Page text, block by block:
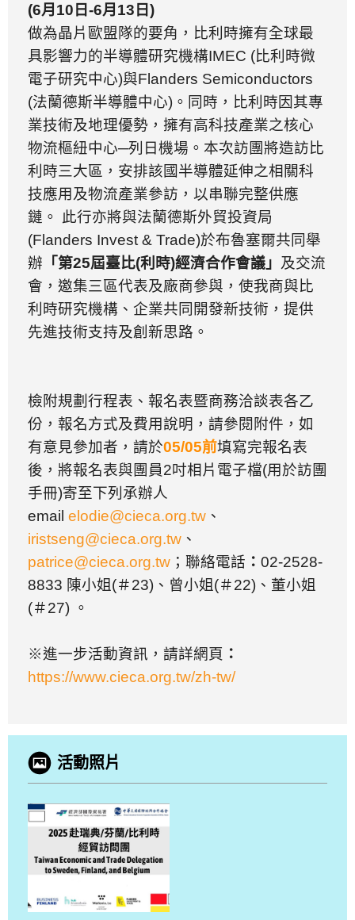
(6月 10 日 -6月 13 日 )
做為晶片歐盟隊的要角，比利時擁有全球最
具影響力的半導體研究機構IMEC (比利時微
電子研究中心)與Flanders Semiconductors
(法蘭德斯半導體中心) 。同時，比利時因其專
業技術及地理優勢，擁有高科技產業之核心
物流樞紐中心─列日機場。本次訪團將造訪比
利時三大區，安排該國半導體延伸之相關科
技應用及物流產業參訪，以串聯完整供應
鏈。
此行亦將與法蘭德斯外貿投資局
(Flanders Invest & Trade)於布魯塞爾共同舉
辦 「第25屆臺比(利時)經濟合作會議」 及交流
會，邀集三區代表及廠商參與，使我商與比
利時研究機構、企業共同開發新技術，提供
先進技術支持及創新思路。
檢附規劃行程表、報名表暨商務洽談表各乙
份，報名方式及費用說明，請參閱附件，如
有意見參加者，請於05/05前填寫完報名表
後，將報名表與團員2吋相片電子檔(用於訪團
手冊)寄至下列承辦人
email elodie@cieca.org.tw 、
iristseng@cieca.org.tw 、
patrice@cieca.org.tw ；聯絡電話 ： 02-2528-
8833 陳小姐 (＃23) 、曾小姐 (＃22) 、董小姐
(＃27) 。
※進一步活動資訊，請詳網頁 ：
https://www.cieca.org.tw/zh-tw/
活動照片